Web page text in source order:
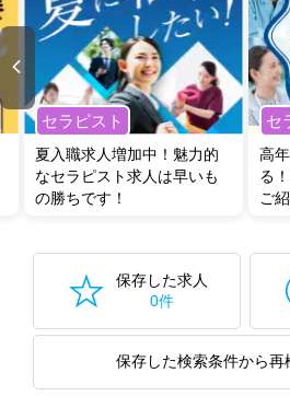
セラピスト
夏入職求人増加中！魅力的
なセラピスト求人は早いも
の勝ちです！
セ
高
る
ご
保存した求人
0件
保存した検索条件から再